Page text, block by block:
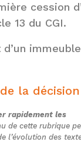
cession
13 du CGI.
la
rapidement les
de cette rubrique
l’évolution des